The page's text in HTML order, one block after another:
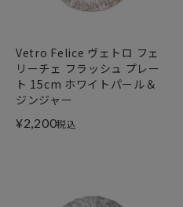
Vetro Felice ヴェトロ フェ
リーチェ フラッシュ プレー
ト 15cm ホワイトパール＆
ジンジャー
¥2,200税込